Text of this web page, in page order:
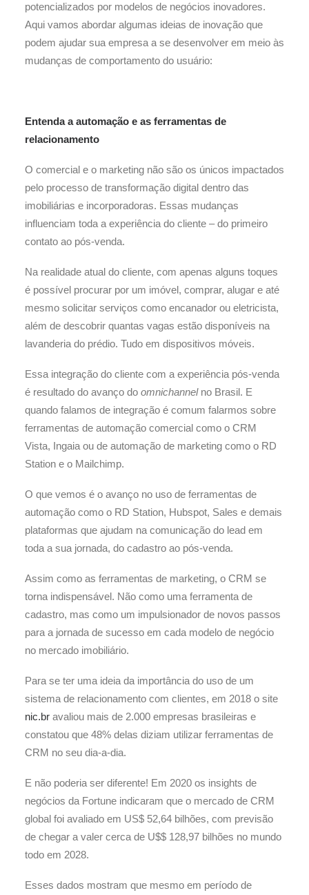
potencializados por modelos de negócios inovadores.
Aqui vamos abordar algumas ideias de inovação que
podem ajudar sua empresa a se desenvolver em meio às
mudanças de comportamento do usuário:
Entenda a automação e as ferramentas de
relacionamento
O comercial e o marketing não são os únicos impactados
pelo processo de transformação digital dentro das
imobiliárias e incorporadoras. Essas mudanças
influenciam toda a experiência do cliente – do primeiro
contato ao pós-venda.
Na realidade atual do cliente, com apenas alguns toques
é possível procurar por um imóvel, comprar, alugar e até
mesmo solicitar serviços como encanador ou eletricista,
além de descobrir quantas vagas estão disponíveis na
lavanderia do prédio. Tudo em dispositivos móveis.
Essa integração do cliente com a experiência pós-venda
é resultado do avanço do omnichannel no Brasil. E
quando falamos de integração é comum falarmos sobre
ferramentas de automação comercial como o CRM
Vista, Ingaia ou de automação de marketing como o RD
Station e o Mailchimp.
O que vemos é o avanço no uso de ferramentas de
automação como o RD Station, Hubspot, Sales e demais
plataformas que ajudam na comunicação do lead em
toda a sua jornada, do cadastro ao pós-venda.
Assim como as ferramentas de marketing, o CRM se
torna indispensável. Não como uma ferramenta de
cadastro, mas como um impulsionador de novos passos
para a jornada de sucesso em cada modelo de negócio
no mercado imobiliário.
Para se ter uma ideia da importância do uso de um
sistema de relacionamento com clientes, em 2018 o site
nic.br avaliou mais de 2.000 empresas brasileiras e
constatou que 48% delas diziam utilizar ferramentas de
CRM no seu dia-a-dia.
E não poderia ser diferente! Em 2020 os insights de
negócios da Fortune indicaram que o mercado de CRM
global foi avaliado em US$ 52,64 bilhões, com previsão
de chegar a valer cerca de U$$ 128,97 bilhões no mundo
todo em 2028.
Esses dados mostram que mesmo em período de